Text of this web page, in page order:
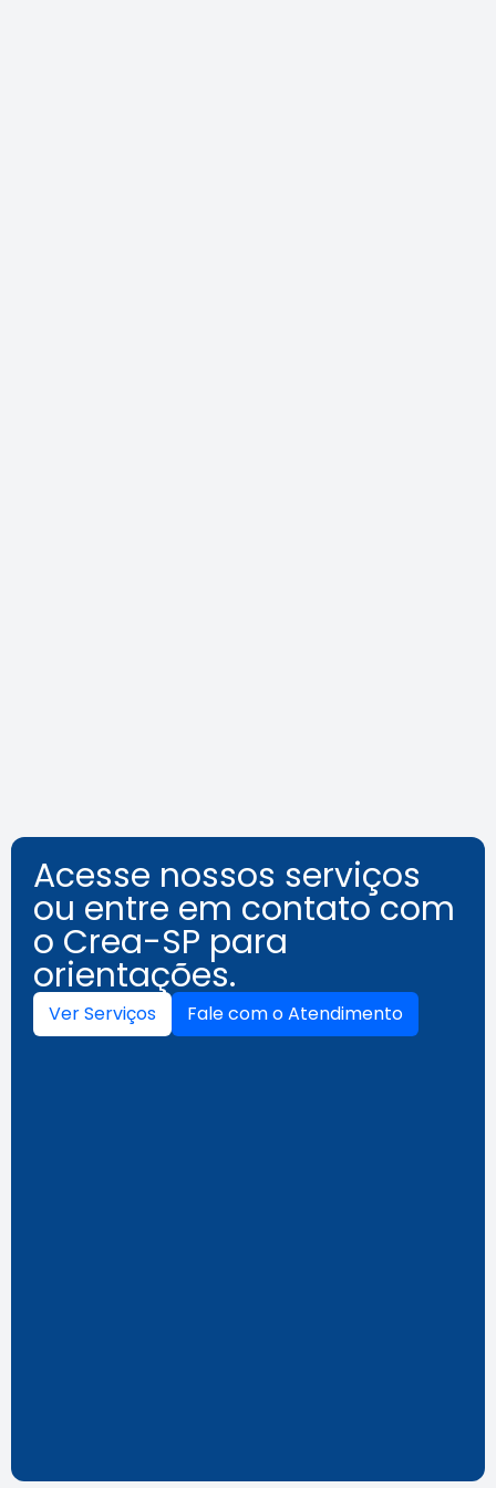
Acesse nossos serviços
ou entre em contato com
o Crea-SP para
orientações.
Ver Serviços Fale com o Atendimento